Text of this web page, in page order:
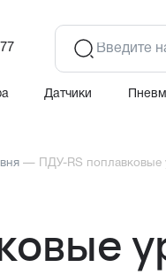
Датчики
— ПДУ-RS